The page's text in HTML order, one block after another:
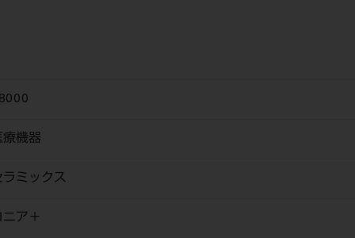
機器
ミックス
ア＋